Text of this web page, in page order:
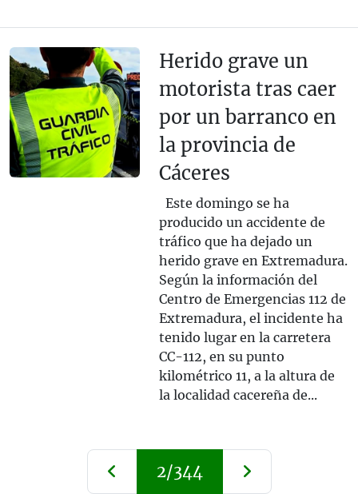
Herido grave un
motorista tras caer
por un barranco en
la provincia de
Cáceres
Este domingo se ha
producido un accidente de
tráfico que ha dejado un
herido grave en Extremadura.
Según la información del
Centro de Emergencias 112 de
Extremadura, el incidente ha
tenido lugar en la carretera
CC-112, en su punto
kilométrico 11, a la altura de
la localidad cacereña de...
2/344